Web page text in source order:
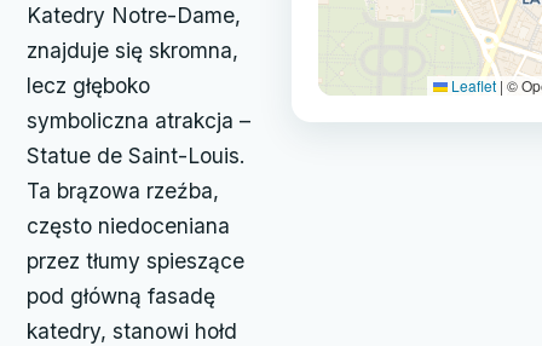
Katedry Notre-Dame,
znajduje się skromna,
lecz głęboko
symboliczna atrakcja –
Statue de Saint-Louis.
Ta brązowa rzeźba,
często niedoceniana
przez tłumy spieszące
pod główną fasadę
katedry, stanowi hołd
Leaflet | ©